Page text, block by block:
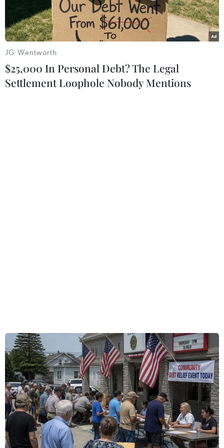
với chúng tôi. Tôi nghĩ họ tự tin muốn hợp tác
với ASEAN và đây là một diễn biến tích cực.”
ASEAN và GCC đã nhất trí về một tài liệu khung,
trong đó nêu ra những cách thức có thể tăng
cường hợp tác trong những năm tới. Theo tài
liệu, cả hai bên đang chú ý tiến hành các cuộc
tham vấn sâu hơn, trong số những vấn đề khác,
về việc phát triển một “thỏa thuận khung” về
JG Wentworth
$25,000 In Personal Debt? The Legal
Settlement Loophole Nobody Mentions